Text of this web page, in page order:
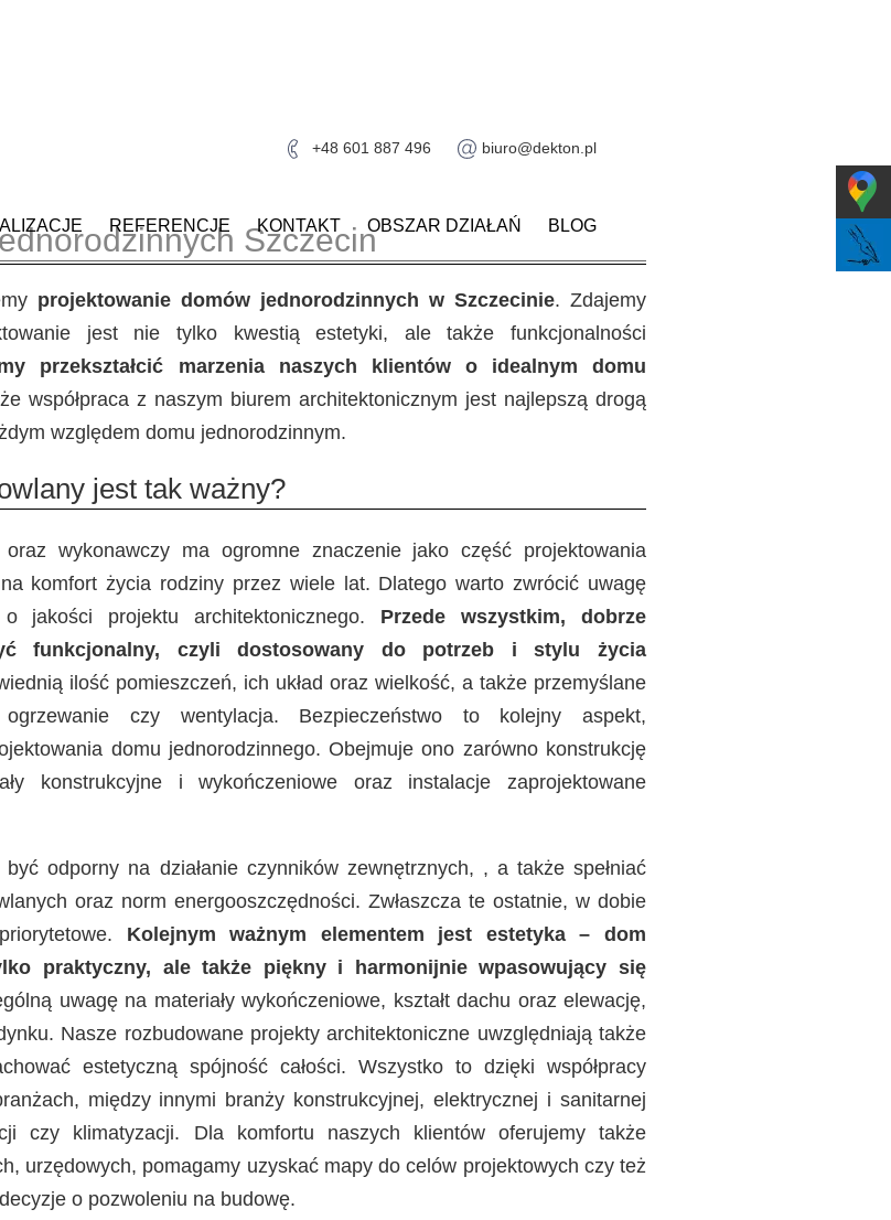
+48 601 887 496 biuro@dekton.pl
REFERENCJE KONTAKT OBSZAR DZIAŁAŃ BLOG
Szczecin
projektowanie domów jednorodzinnych w Szczecinie. Zdajemy
jest nie tylko kwestią estetyki, ale także funkcjonalności
przekształcić marzenia naszych klientów o idealnym domu
współpraca z naszym biurem architektonicznym jest najlepszą drogą
względem domu jednorodzinnym.
jest tak ważny?
wykonawczy ma ogromne znaczenie jako część projektowania
komfort życia rodziny przez wiele lat. Dlatego warto zwrócić uwagę
jakości projektu architektonicznego. Przede wszystkim, dobrze
funkcjonalny, czyli dostosowany do potrzeb i stylu życia
ilość pomieszczeń, ich układ oraz wielkość, a także przemyślane
czy wentylacja. Bezpieczeństwo to kolejny aspekt,
domu jednorodzinnego. Obejmuje ono zarówno konstrukcję
konstrukcyjne i wykończeniowe oraz instalacje zaprojektowane
odporny na działanie czynników zewnętrznych, , a także spełniać
oraz norm energooszczędności. Zwłaszcza te ostatnie, w dobie
Kolejnym ważnym elementem jest estetyka – dom
praktyczny, ale także piękny i harmonijnie wpasowujący się
uwagę na materiały wykończeniowe, kształt dachu oraz elewację,
Nasze rozbudowane projekty architektoniczne uwzględniają także
estetyczną spójność całości. Wszystko to dzięki współpracy
między innymi branży konstrukcyjnej, elektrycznej i sanitarnej
czy klimatyzacji. Dla komfortu naszych klientów oferujemy także
urzędowych, pomagamy uzyskać mapy do celów projektowych czy też
o pozwoleniu na budowę.